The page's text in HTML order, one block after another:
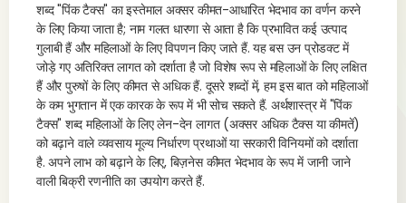
शब्द "पिंक टैक्स" का इस्तेमाल अक्सर कीमत-आधारित भेदभाव का वर्णन करने
के लिए किया जाता है; नाम गलत धारणा से आता है कि प्रभावित कई उत्पाद
गुलाबी हैं और महिलाओं के लिए विपणन किए जाते हैं. यह बस उन प्रोडक्ट में
जोड़े गए अतिरिक्त लागत को दर्शाता है जो विशेष रूप से महिलाओं के लिए लक्षित
हैं और पुरुषों के लिए कीमत से अधिक हैं. दूसरे शब्दों में, हम इस बात को महिलाओं
के कम भुगतान में एक कारक के रूप में भी सोच सकते हैं. अर्थशास्त्र में "पिंक
टैक्स" शब्द महिलाओं के लिए लेन-देन लागत (अक्सर अधिक टैक्स या कीमतें)
को बढ़ाने वाले व्यवसाय मूल्य निर्धारण प्रथाओं या सरकारी विनियमों को दर्शाता
है. अपने लाभ को बढ़ाने के लिए, बिज़नेस कीमत भेदभाव के रूप में जानी जाने
वाली बिक्री रणनीति का उपयोग करते हैं.